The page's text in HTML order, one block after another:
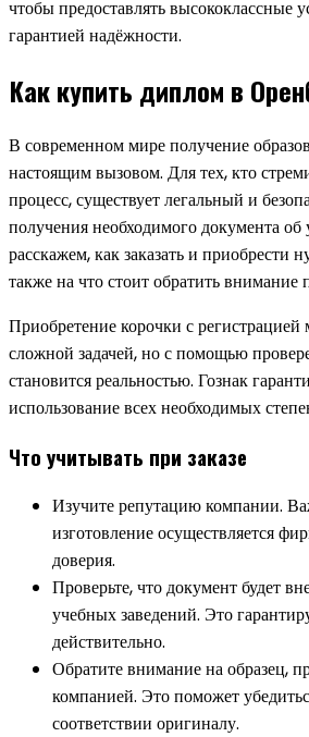
чтобы предоставлять высококлассные
гарантией надёжности.
Как купить диплом в
В современном мире получение
настоящим вызовом. Для тех, кто
процесс, существует легальный и
получения необходимого документа
расскажем, как заказать и приобрести
также на что стоит обратить
Приобретение корочки с регистрацией
сложной задачей, но с помощью
становится реальностью. Гознак
использование всех необходимых
Что учитывать при заказе
Изучите репутацию компании.
изготовление осуществляется
доверия.
Проверьте, что документ будет
учебных заведений. Это
действительно.
Обратите внимание на образец,
компанией. Это поможет
соответствии оригиналу.